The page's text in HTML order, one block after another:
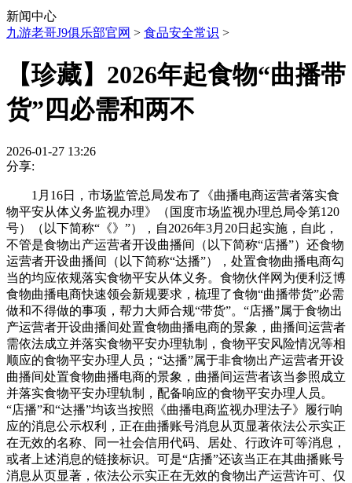
新闻中心
九游老哥J9俱乐部官网 > 食品安全常识 >
【珍藏】2026年起食物“曲播带
货”四必需和两不
2026-01-27 13:26
分享:
1月16日，市场监管总局发布了《曲播电商运营者落实食
物平安从体义务监视办理》（国度市场监视办理总局令第120
号）（以下简称“《》”），自2026年3月20日起实施，自此，
不管是食物出产运营者开设曲播间（以下简称“店播”）还食物
运营者开设曲播间（以下简称“达播”），处置食物曲播电商勾
当的均应依规落实食物平安从体义务。食物伙伴网为便利泛博
食物曲播电商快速领会新规要求，梳理了食物“曲播带货”必需
做和不得做的事项，帮力大师合规“带货”。“店播”属于食物出
产运营者开设曲播间处置食物曲播电商的景象，曲播间运营者
需依法成立并落实食物平安办理轨制，食物平安风险情况等相
顺应的食物平安办理人员；“达播”属于非食物出产运营者开设
曲播间处置食物曲播电商的景象，曲播间运营者该当参照成立
并落实食物平安办理轨制，配备响应的食物平安办理人员。
“店播”和“达播”均该当按照《曲播电商监视办理法子》履行响
应的消息公示权利，正在曲播账号消息从页显著依法公示实正
在无效的名称、同一社会信用代码、居处、行政许可等消息，
或者上述消息的链接标识。可是“店播”还该当正在其曲播账号
消息从页显著，依法公示实正在无效的食物出产运营许可、仅